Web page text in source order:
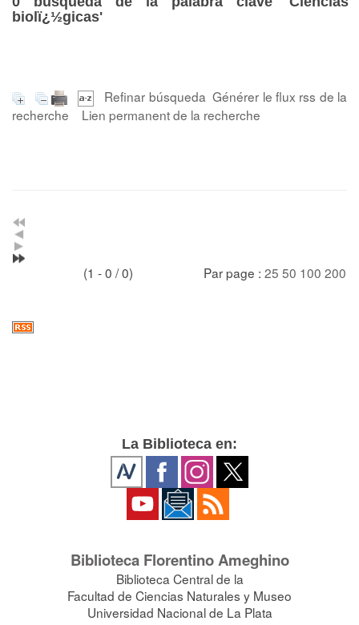
biolï¿½gicas'
Refinar búsqueda Générer le flux rss de la
recherche
Lien permanent de la recherche
(1 - 0 / 0) Par page : 25 50 100 200
La Biblioteca en:
Biblioteca Florentino Ameghino
Biblioteca Central de la
Facultad de Ciencias Naturales y Museo
Universidad Nacional de La Plata